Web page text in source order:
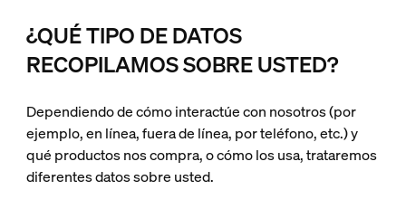
¿QUÉ TIPO DE DATOS
RECOPILAMOS SOBRE USTED?
Dependiendo de cómo interactúe con nosotros (por
ejemplo, en línea, fuera de línea, por teléfono, etc.) y
qué productos nos compra, o cómo los usa, trataremos
diferentes datos sobre usted.